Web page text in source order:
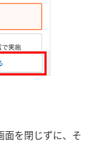
面を閉じずに、そ